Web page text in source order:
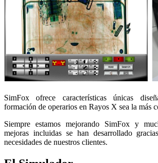
SimFox ofrece características únicas
formación de operarios en Rayos X sea la más
Siempre estamos mejorando SimFox y
mejoras incluidas se han desarrollado
necesidades de nuestros clientes.